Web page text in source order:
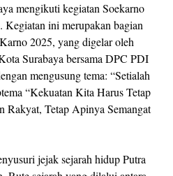
mengikuti kegiatan Soekarno
ini merupakan bagian
2025, yang digelar oleh
Surabaya bersama DPC PDI
mengusung tema: “Setialah
“Kekuatan Kita Harus Tetap
Rakyat, Tetap Apinya Semangat
jejak sejarah hidup Putra